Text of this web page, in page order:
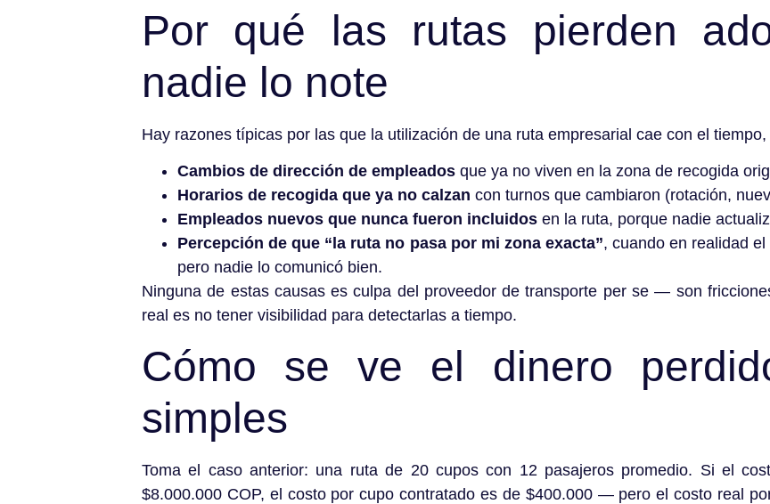
Por qué las rutas pierden
nadie lo note
Hay razones típicas por las que la utilización de una ruta empresarial cae con el
Cambios de dirección de empleados que ya no viven en la zona de recogida
Horarios de recogida que ya no calzan con turnos que cambiaron (rotación,
Empleados nuevos que nunca fueron incluidos en la ruta, porque nadie
Percepción de que “la ruta no pasa por mi zona exacta”, cuando en realidad
pero nadie lo comunicó bien.
Ninguna de estas causas es culpa del proveedor de transporte per se — son
real es no tener visibilidad para detectarlas a tiempo.
Cómo se ve el dinero
simples
Toma el caso anterior: una ruta de 20 cupos con 12 pasajeros promedio. Si el
$8.000.000 COP, el costo por cupo contratado es de $400.000 — pero el costo real